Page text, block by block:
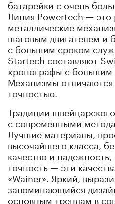
батарейки с очень
Линия Powertech —
металлические
шаговым двигателем и
с большим сроком
Startech составляют
хронографы с
Механизмы
точностью.
Традиции
с современными
Лучшие материалы,
высочайшего класса,
качество и
точность — эти
«Wainer». Яркий,
запоминающийся
основным трендам в